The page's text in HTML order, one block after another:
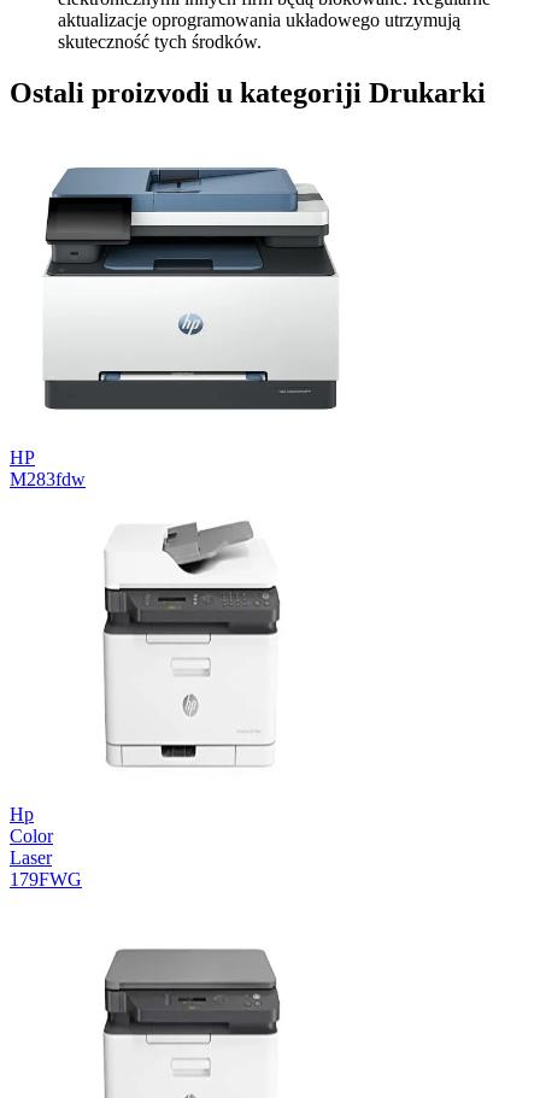
aktualizacje oprogramowania układowego utrzymują
skuteczność tych środków.
Ostali proizvodi u kategoriji Drukarki
HP
M283fdw
Hp
Color
Laser
179FWG